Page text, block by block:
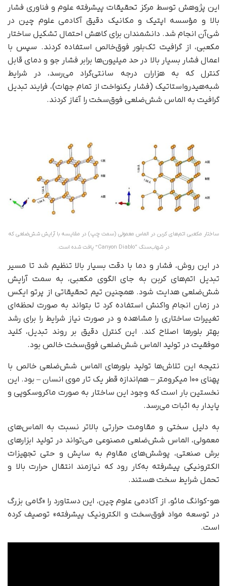
این پژوهش توسط مرکز تحقیقات پیشرفته علوم و فناوری فشار
بالا و مؤسسه اپتیک و مکانیک دقیق آکادمی علوم چین در
شی‌آن انجام شد. دانشمندان برای کاهش احتمال تشکیل ساختار
مکعبی، از گرافیت تک‌بلور فوق‌خالص استفاده کردند. سپس با
اعمال فشار بسیار بالا در حد میلیون‌ها برابر فشار جو و دمای قابل
کنترل که به هزاران درجه سانتی‌گراد می‌رسد، در شرایط
شبه‌هیدرواستاتیک (فشار یکنواخت از تمام جهات)، فرایند تبدیل
گرافیت به الماس شش‌ضلعی فوق‌سخت را آغاز کردند.
ساختار مکعبی اتم‌های کربن در الماس معمولی (سمت چپ) در مقایسه با آرایش شش‌ضلعی که
در شهاب‌سنگ “Canyon Diablo” یافت شده است.
در این روش، فشار و دما با دقت بسیار بالا تنظیم شد تا مسیر
تبدیل اتم‌های کربن به جای الگوی مکعبی، به سمت آرایش
شش‌ضلعی هدایت شود. همچنین تیم تحقیقاتی از پرتو ایکس
در زمان انجام واکنش استفاده کرد تا بتواند به‌ صورت لحظه‌ای
تغییرات ساختاری را مشاهده و در صورت نیاز شرایط را برای رشد
بهتر بلورها اصلاح کند. این کنترل دقیق بر روند تبدیل، کلید
موفقیت در تولید الماس شش‌ضلعی فوق‌سخت خالص بود.
نتیجه این تلاش‌ها تولید بلورهای الماس شش‌ضلعی خالص با
پهنای ۱۰۰ میکرومتر – هم‌اندازه قطر یک تار موی انسان – بود. این
نخستین بار است که وجود این ساختار به صورت ماکروسکوپی و
پایدار به اثبات می‌رسد.
به دلیل سختی و مقاومت حرارتی بالاتر نسبت به الماس‌های
معمولی، الماس شش‌ضلعی مصنوعی می‌تواند در تولید ابزارهای
برش صنعتی، پوشش‌های مقاوم به سایش و حتی تجهیزات
الکترونیکی پیشرفته به‌کار رود که نیازمند انتقال حرارت بالا و
تحمل شرایط سخت هستند.
هو-کوانگ مائو، از آکادمی علوم چین، این دستاورد را «گامی بزرگ
در توسعه مواد فوق‌سخت و الکترونیک پیشرفته» توصیف کرده
است.